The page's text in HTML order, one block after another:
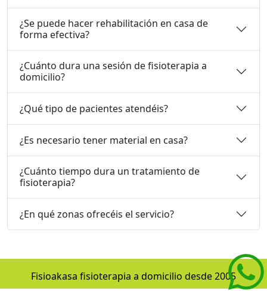
¿Se puede hacer rehabilitación en casa de
forma efectiva?
¿Cuánto dura una sesión de fisioterapia a
domicilio?
¿Qué tipo de pacientes atendéis?
¿Es necesario tener material en casa?
¿Cuánto tiempo dura un tratamiento de
fisioterapia?
¿En qué zonas ofrecéis el servicio?
Fisioakasa fisioterapia a domicilio desde 2005